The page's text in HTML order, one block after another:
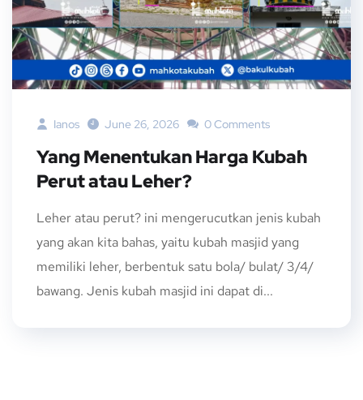
Ianos June 26, 2026 0 Comments
Yang Menentukan Harga Kubah
Perut atau Leher?
Leher atau perut? ini mengerucutkan jenis kubah
yang akan kita bahas, yaitu kubah masjid yang
memiliki leher, berbentuk satu bola/ bulat/ 3/4/
bawang. Jenis kubah masjid ini dapat di...